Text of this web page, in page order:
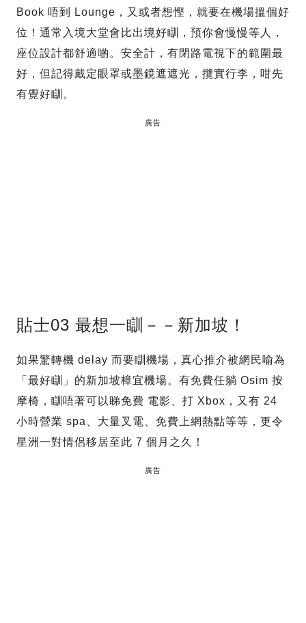
Book 唔到 Lounge，又或者想慳，就要在機場搵個好
位！通常入境大堂會比出境好瞓，預你會慢慢等人，
座位設計都舒適啲。安全計，有閉路電視下的範圍最
好，但記得戴定眼罩或墨鏡遮遮光，攬實行李，咁先
有覺好瞓。
廣告
貼士03 最想一瞓－－新加坡！
如果驚轉機 delay 而要瞓機場，真心推介被網民喻為
「最好瞓」的新加坡樟宜機場。有免費任躺 Osim 按
摩椅，瞓唔著可以睇免費 電影、打 Xbox，又有 24
小時營業 spa、大量叉電、免費上網熱點等等，更令
星洲一對情侶移居至此 7 個月之久！
廣告